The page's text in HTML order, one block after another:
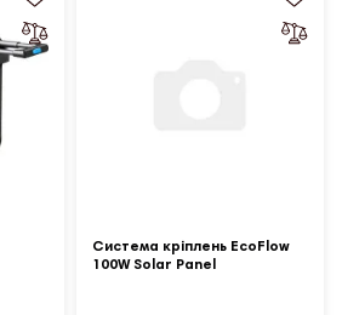
Cистема кріплень EcoFlow
100W Solar Panel